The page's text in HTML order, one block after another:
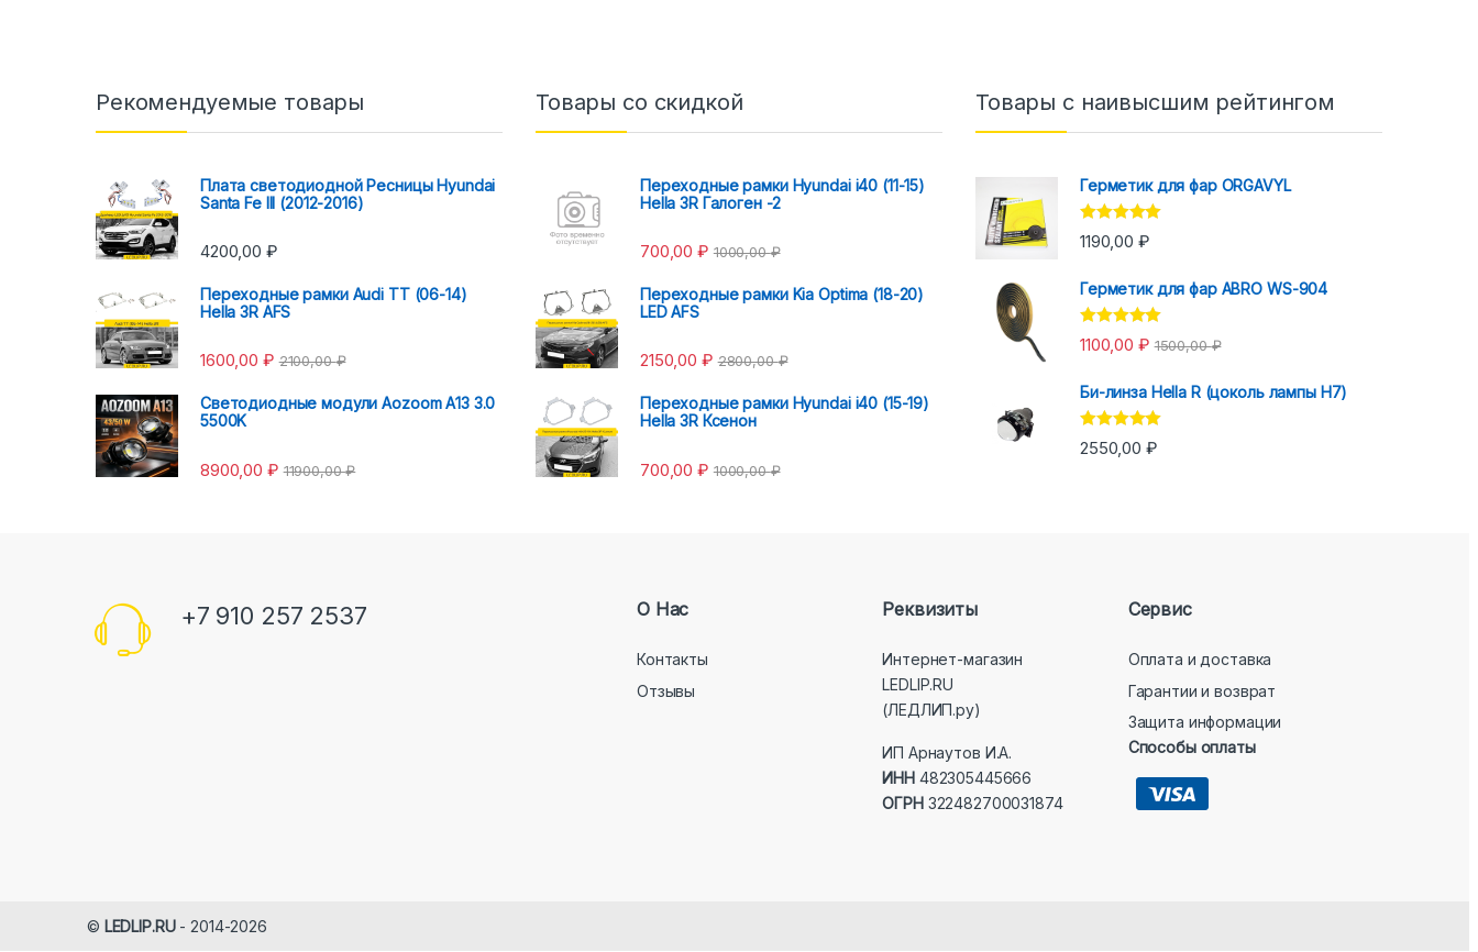
Рекомендуемые товары
Плата светодиодной Ресницы Hyundai
Santa Fe III (2012-2016)
4200,00 ₽
Переходные рамки Audi TT (06-14)
Hella 3R AFS
1600,00 ₽ 2100,00₽
Светодиодные модули Aozoom A13 3.0
5500K
8900,00 ₽ 11900,00₽
Товары со скидкой
Переходные рамки Hyundai i40 (11-15)
Hella 3R Галоген -2
700,00₽ 1000,00₽
Переходные рамки Kia Optima (18-20)
LED AFS
2150,00 ₽ 2800,00₽
Переходные рамки Hyundai i40 (15-19)
Hella 3R Ксенон
700,00₽ 1000,00₽
Товары с наивысшим рейтингом
Герметик для фар ORGAVYL
Оценка 5.00
из 5
1190,00 ₽
Герметик для фар ABRO WS-904
Оценка 5.00
из 5
1100,00 ₽ 1500,00₽
Би-линза Hella R (цоколь лампы H7)
Оценка5.00
из 5
2550,00 ₽
+7 910 257 2537 О Нас
Контакты
Отзывы
Реквизиты
Интернет-магазин
LEDLIP.RU
(ЛЕДЛИП.ру)
ИП Арнаутов И.А.
ИНН482305445666
ОГРН322482700031874
Сервис
Оплата и доставка
Гарантии и возврат
Защита информации
Способы оплаты
© LEDLIP.RU- 2014-2026